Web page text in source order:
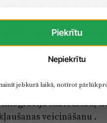
un “Mālpils”
garīga rakstura
atrašanās ilgstošas
mājās tiek
attīstīšanā.
kuras darbība
sabiedrībā,
veicināšanu .
Piekrītu
Nepiekrītu
jebkurā laikā, notīrot